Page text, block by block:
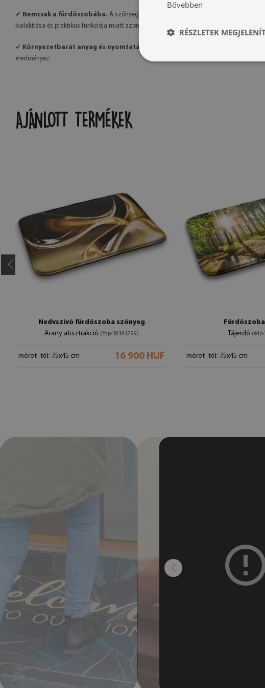
✓ Nemcsak a fürdőszobába. A szőnyeg számos mintával elérhető, így könnyedén
kialakítása és praktikus funkciója miatt azonban tökéletes választás az ágy mellé, az
✓ Környezetbarát anyag és nyomtatás.
A szőnyegek környezetbarát
eredményez.
AJÁNLOTT TERMÉKEK
Nedvszívó fürdőszoba szőnyeg
Arany absztrakció (#dp-38381799)
méret -tól: 75x45 cm 16 900 HUF
Tájerdő
méret -tól: 75x45 cm
Bővebben
RÉSZLETEK